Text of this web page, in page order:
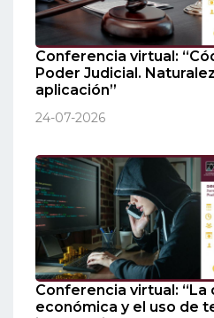
Conferencia virtual:
Poder Judicial.
aplicación”
24-07-2026
Conferencia virtual: “La
económica y el uso de